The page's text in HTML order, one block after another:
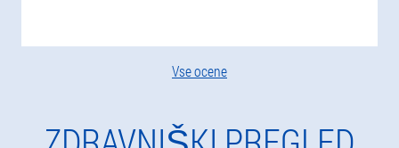
Vse ocene